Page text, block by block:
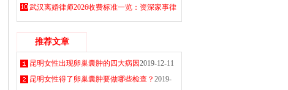
适合你2026-07-30
武汉离婚律师2026收费标准一览：资深家事律
师在线解答2026-07-29
推荐文章
昆明女性出现卵巢囊肿的四大病因2019-12-11
昆明女性得了卵巢囊肿要做哪些检查？ 2019-